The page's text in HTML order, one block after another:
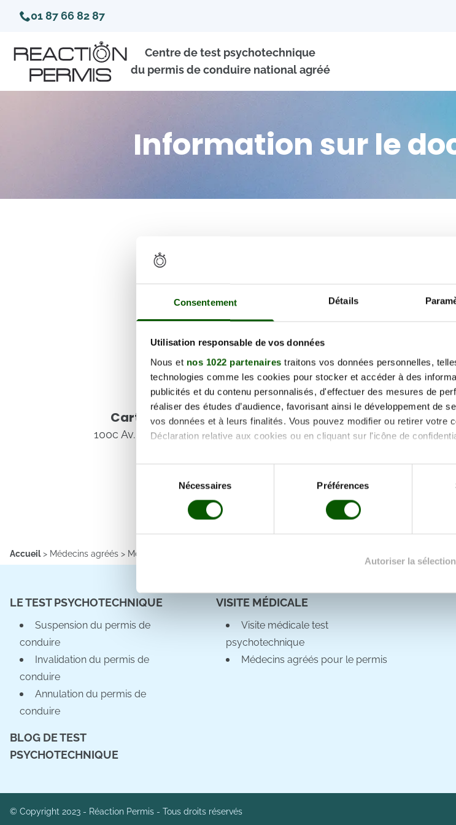
Consentement Détails
Utilisation responsable de vos données
Nous et nos 1022 partenaires traitons vos données personnelles,
technologies comme les cookies pour stocker et accéder à des
publicités et du contenu personnalisés, d'effectuer des mesures de
réaliser des études d’audience, favorisant ainsi le développement de
vos données et à leurs finalités. Vous pouvez modifier ou retirer votre
Déclaration relative aux cookies ou en cliquant sur l'icône de
Si vous le permettez, nous aimerions également :
Collecter des informations sur votre localisation géographique
digitales).
. Vous pouvez modifier ou retirer votre consentement à tout
partenaires de médias sociaux, de publicité et d'analyse, qui peuvent
vous leur avez fournies ou qu'ils ont collectées lors de votre utilisation
consentement
Nécessaires Préférences
Autoriser la sélection
01 87 66 82 87
Centre de test psychotechnique
du permis de conduire national agréé
Information sur le
Voir les coordonnées
Carte et informations d'accès
100c Av. du Général de Gaulle, 56400 Auray
−
Accueil> Médecins agréés > Médecins agréés
LE TEST PSYCHOTECHNIQUE
Suspension du permis de
conduire
Invalidation du permis de
conduire
Annulation du permis de
conduire
BLOG DE TEST
PSYCHOTECHNIQUE
VISITE MÉDICALE
Visite médicale test
psychotechnique
Médecins agréés pour le permis
© Copyright 2023 - Réaction Permis - Tous droits réservés